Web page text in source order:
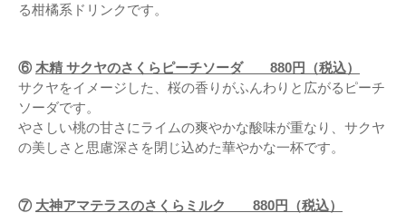
る柑橘系ドリンクです。
⑥ 木精 サクヤのさくらピーチソーダ 880円（税込）
サクヤをイメージした、桜の香りがふんわりと広がるピーチ
ソーダです。
やさしい桃の甘さにライムの爽やかな酸味が重なり、サクヤ
の美しさと思慮深さを閉じ込めた華やかな一杯です。
⑦ 大神アマテラスのさくらミルク 880円（税込）